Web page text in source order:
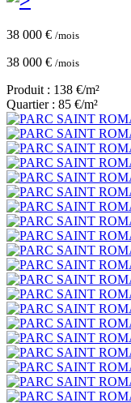
38 000 € /mois
38 000 € /mois
Produit : 138 €/m²
Quartier : 85 €/m²